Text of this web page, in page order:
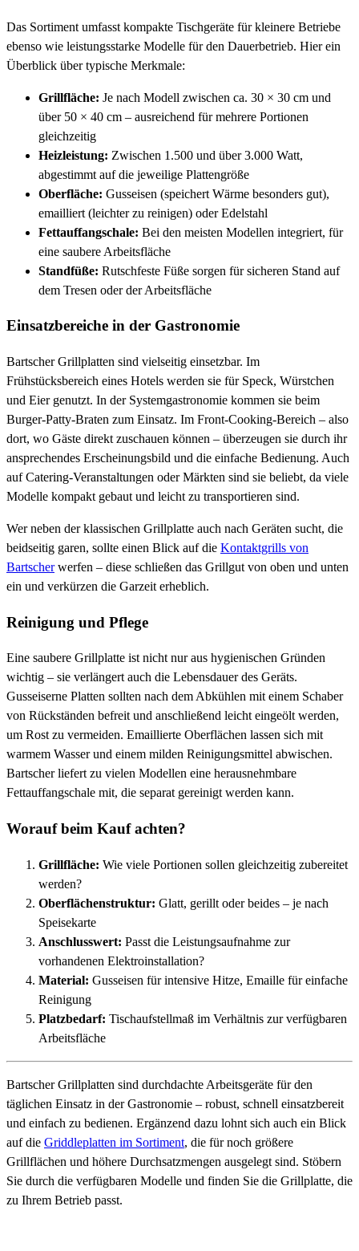
Das Sortiment umfasst kompakte Tischgeräte für kleinere Betriebe
ebenso wie leistungsstarke Modelle für den Dauerbetrieb. Hier ein
Überblick über typische Merkmale:
Grillfläche: Je nach Modell zwischen ca. 30 × 30 cm und
über 50 × 40 cm – ausreichend für mehrere Portionen
gleichzeitig
Heizleistung: Zwischen 1.500 und über 3.000 Watt,
abgestimmt auf die jeweilige Plattengröße
Oberfläche: Gusseisen (speichert Wärme besonders gut),
emailliert (leichter zu reinigen) oder Edelstahl
Fettauffangschale: Bei den meisten Modellen integriert, für
eine saubere Arbeitsfläche
Standfüße: Rutschfeste Füße sorgen für sicheren Stand auf
dem Tresen oder der Arbeitsfläche
Einsatzbereiche in der Gastronomie
Bartscher Grillplatten sind vielseitig einsetzbar. Im
Frühstücksbereich eines Hotels werden sie für Speck, Würstchen
und Eier genutzt. In der Systemgastronomie kommen sie beim
Burger-Patty-Braten zum Einsatz. Im Front-Cooking-Bereich – also
dort, wo Gäste direkt zuschauen können – überzeugen sie durch ihr
ansprechendes Erscheinungsbild und die einfache Bedienung. Auch
auf Catering-Veranstaltungen oder Märkten sind sie beliebt, da viele
Modelle kompakt gebaut und leicht zu transportieren sind.
Wer neben der klassischen Grillplatte auch nach Geräten sucht, die
beidseitig garen, sollte einen Blick auf die Kontaktgrills von
Bartscherwerfen – diese schließen das Grillgut von oben und unten
ein und verkürzen die Garzeit erheblich.
Reinigung und Pflege
Eine saubere Grillplatte ist nicht nur aus hygienischen Gründen
wichtig – sie verlängert auch die Lebensdauer des Geräts.
Gusseiserne Platten sollten nach dem Abkühlen mit einem Schaber
von Rückständen befreit und anschließend leicht eingeölt werden,
um Rost zu vermeiden. Emaillierte Oberflächen lassen sich mit
warmem Wasser und einem milden Reinigungsmittel abwischen.
Bartscher liefert zu vielen Modellen eine herausnehmbare
Fettauffangschale mit, die separat gereinigt werden kann.
Worauf beim Kauf achten?
Grillfläche: Wie viele Portionen sollen gleichzeitig zubereitet
werden?
Oberflächenstruktur: Glatt, gerillt oder beides – je nach
Speisekarte
Anschlusswert: Passt die Leistungsaufnahme zur
vorhandenen Elektroinstallation?
Material: Gusseisen für intensive Hitze, Emaille für einfache
Reinigung
Platzbedarf: Tischaufstellmaß im Verhältnis zur verfügbaren
Arbeitsfläche
Bartscher Grillplatten sind durchdachte Arbeitsgeräte für den
täglichen Einsatz in der Gastronomie – robust, schnell einsatzbereit
und einfach zu bedienen. Ergänzend dazu lohnt sich auch ein Blick
auf die Griddleplatten im Sortiment, die für noch größere
Grillflächen und höhere Durchsatzmengen ausgelegt sind. Stöbern
Sie durch die verfügbaren Modelle und finden Sie die Grillplatte, die
zu Ihrem Betrieb passt.